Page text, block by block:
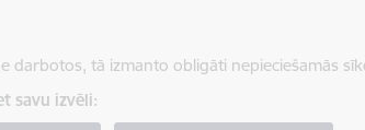
darbotos, tā izmanto obligāti nepieciešamās
savu izvēli: